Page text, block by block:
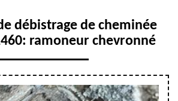
débistrage de cheminée
ramoneur chevronné